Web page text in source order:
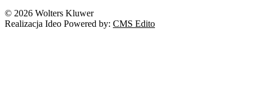
© 2026 Wolters Kluwer
Realizacja Ideo Powered by: CMS Edito